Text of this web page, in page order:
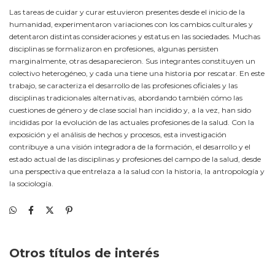
Las tareas de cuidar y curar estuvieron presentes desde el inicio de la
humanidad, experimentaron variaciones con los cambios culturales y
detentaron distintas consideraciones y estatus en las sociedades. Muchas
disciplinas se formalizaron en profesiones, algunas persisten
marginalmente, otras desaparecieron. Sus integrantes constituyen un
colectivo heterogéneo, y cada una tiene una historia por rescatar. En este
trabajo, se caracteriza el desarrollo de las profesiones oficiales y las
disciplinas tradicionales alternativas, abordando también cómo las
cuestiones de género y de clase social han incidido y, a la vez, han sido
incididas por la evolución de las actuales profesiones de la salud. Con la
exposición y el análisis de hechos y procesos, esta investigación
contribuye a una visión integradora de la formación, el desarrollo y el
estado actual de las disciplinas y profesiones del campo de la salud, desde
una perspectiva que entrelaza a la salud con la historia, la antropología y
la sociología.
Otros títulos de interés